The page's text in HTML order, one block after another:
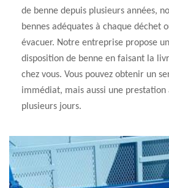
de benne depuis plusieurs années,
bennes adéquates à chaque déchet
évacuer. Notre entreprise propose
disposition de benne en faisant la
chez vous. Vous pouvez obtenir un
immédiat, mais aussi une prestation
plusieurs jours.